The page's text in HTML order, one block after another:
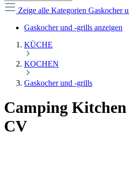
Zeige alle Kategorien Gaskocher
Gaskocher und -grills anzeigen
KÜCHE
KOCHEN
Gaskocher und -grills
Camping
CV